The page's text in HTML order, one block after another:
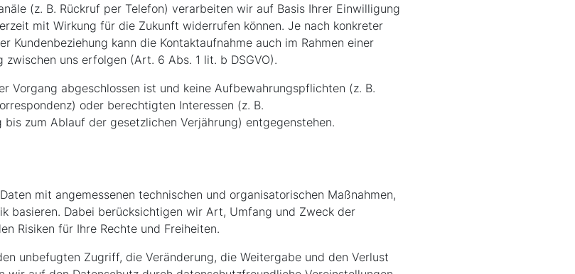
(z. B. Rückruf per Telefon) verarbeiten wir auf Basis Ihrer Einwilligung
mit Wirkung für die Zukunft widerrufen können. Je nach konkreter
Kundenbeziehung kann die Kontaktaufnahme auch im Rahmen einer
uns erfolgen (Art. 6 Abs. 1 lit. b DSGVO).
Vorgang abgeschlossen ist und keine Aufbewahrungspflichten (z. B.
oder berechtigten Interessen (z. B.
zum Ablauf der gesetzlichen Verjährung) entgegenstehen.
mit angemessenen technischen und organisatorischen Maßnahmen,
basieren. Dabei berücksichtigen wir Art, Umfang und Zweck der
Risiken für Ihre Rechte und Freiheiten.
unbefugten Zugriff, die Veränderung, die Weitergabe und den Verlust